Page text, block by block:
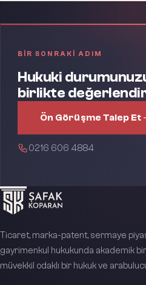
BIR SONRAKI ADIM
Hukuki
birlikte
Ön Görüşme Talep Et
0216 606 4884
Ticaret, marka-patent, sermaye
gayrimenkul hukukunda akademik
müvekkil odaklı bir hukuk ve